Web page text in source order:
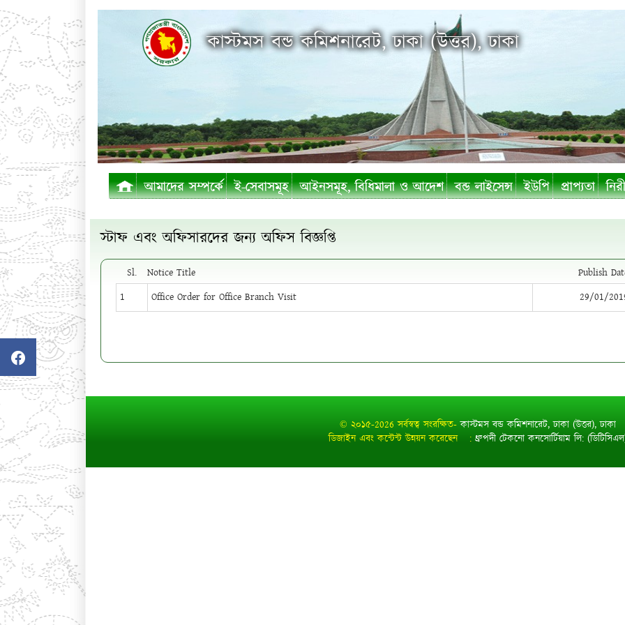
কাস্টমস বন্ড কমিশনারেট, ঢাকা (উত্তর), ঢাকা
আমাদের সম্পর্কে ই-সেবাসমূহ আইনসমূহ, বিধিমালা ও আদেশ বন্ড লাইসেন্স ইউপি প্রাপ্যতা
স্টাফ এবং অফিসারদের জন্য অফিস বিজ্ঞপ্তি
Sl. Notice Title
Publish
1
Office Order for Office Branch Visit 29/01/
© ২০১৫-2026 সর্বস্বত্ব সংরক্ষিত-কাস্টমস বন্ড কমিশনারেট, ঢাকা (উত্তর), ঢাকা
ডিজাইন এবং কন্টেন্ট উন্নয়ন করেছেন : ধ্রুপদী টেকনো কনসোর্টিয়াম লি: